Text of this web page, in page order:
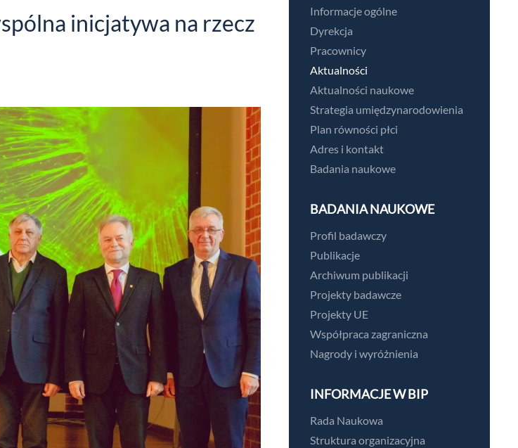
inicjatywa na rzecz
Informacje ogólne
Dyrekcja
Pracownicy
Aktualności
Aktualności naukowe
Strategia umiędzynarodowienia
Plan równości płci
Adres i kontakt
Badania naukowe
BADANIA NAUKOWE
Profil badawczy
Publikacje
Archiwum publikacji
Projekty badawcze
Projekty UE
Współpraca zagraniczna
Nagrody i wyróżnienia
INFORMACJE W BIP
Rada Naukowa
Struktura organizacyjna